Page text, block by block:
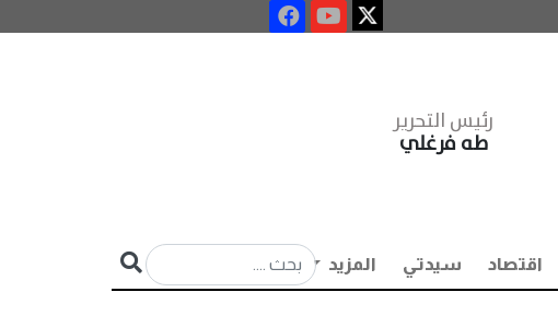
رئيس التحرير
طه فرغلي
اقتصاد سيدتي المزيد